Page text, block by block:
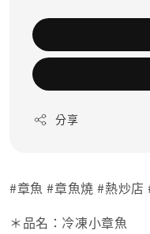
分享
#章魚 #章魚燒 #熱炒
＊品名：冷凍小章魚